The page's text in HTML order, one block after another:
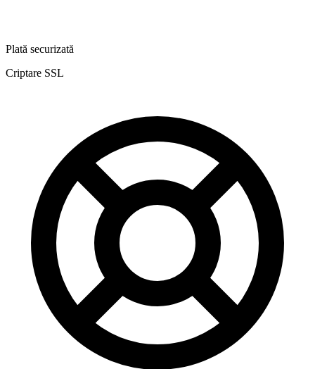
Plată securizată
Criptare SSL